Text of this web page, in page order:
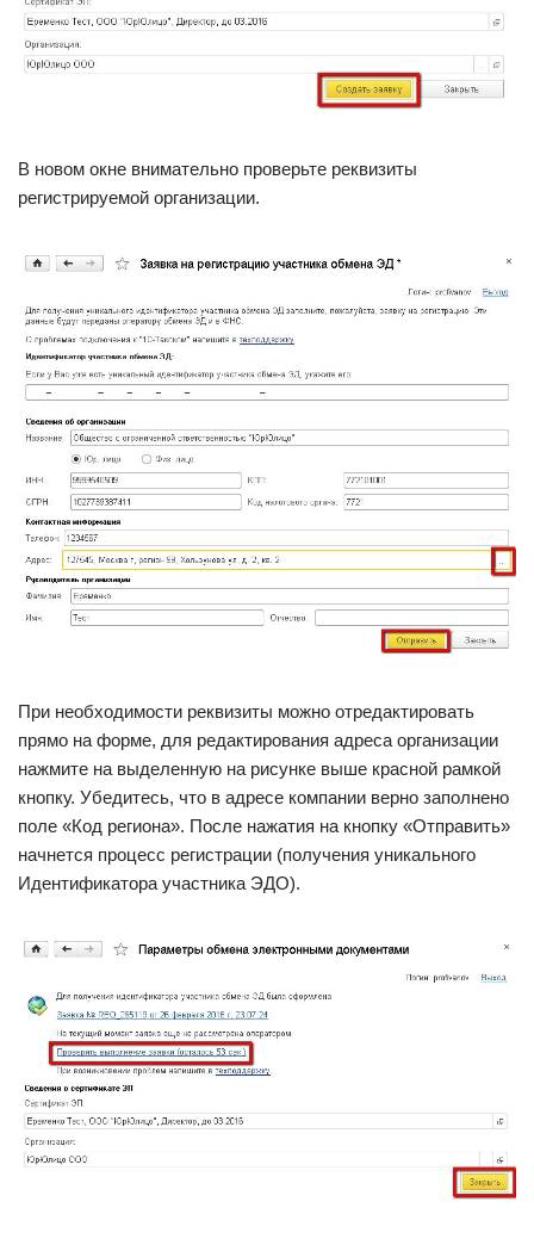
В новом окне внимательно проверьте реквизиты
регистрируемой организации.
При необходимости реквизиты можно отредактировать
прямо на форме, для редактирования адреса организации
нажмите на выделенную на рисунке выше красной рамкой
кнопку. Убедитесь, что в адресе компании верно заполнено
поле «Код региона». После нажатия на кнопку «Отправить»
начнется процесс регистрации (получения уникального
Идентификатора участника ЭДО).